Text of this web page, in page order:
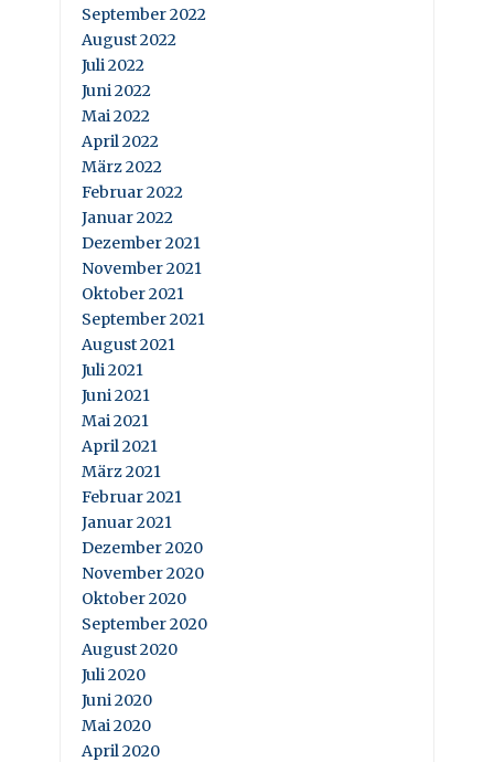
September 2022
August 2022
Juli 2022
Juni 2022
Mai 2022
April 2022
März 2022
Februar 2022
Januar 2022
Dezember 2021
November 2021
Oktober 2021
September 2021
August 2021
Juli 2021
Juni 2021
Mai 2021
April 2021
März 2021
Februar 2021
Januar 2021
Dezember 2020
November 2020
Oktober 2020
September 2020
August 2020
Juli 2020
Juni 2020
Mai 2020
April 2020